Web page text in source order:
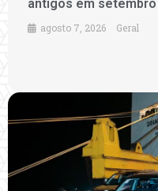
antigos em setembro
agosto 7, 2026 Geral